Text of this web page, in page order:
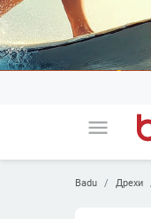
menu
Badu Дрехи